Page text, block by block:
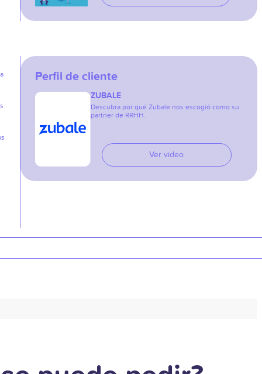
Perfil de cliente
ZUBALE
Descubra por qué Zubale nos escogió como su
partner de RRHH.
Ver video